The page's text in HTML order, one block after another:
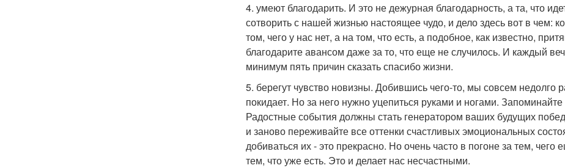
4. умеют благодарить. И это не дежурная благодарность, а та, что
сотворить с нашей жизнью настоящее чудо, и дело здесь вот в чем:
том, чего у нас нет, а на том, что есть, а подобное, как известно,
благодарите авансом даже за то, что еще не случилось. И каждый
минимум пять причин сказать спасибо жизни.
5. берегут чувство новизны. Добившись чего-то, мы совсем недолго
покидает. Но за него нужно уцепиться руками и ногами.
Радостные события должны стать генератором ваших будущих
и заново переживайте все оттенки счастливых эмоциональных
добиваться их - это прекрасно. Но очень часто в погоне за тем,
тем, что уже есть. Это и делает нас несчастными.